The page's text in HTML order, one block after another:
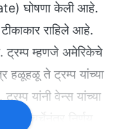
घोषणा केली आहे.
टीकाकार राहिले आहे.
ट्रम्प म्हणजे अमेरिकेचे
हळूहळू ते ट्रम्प यांच्या
यांनी वेन्स यांच्या
चर्चेनंतर निर्णय